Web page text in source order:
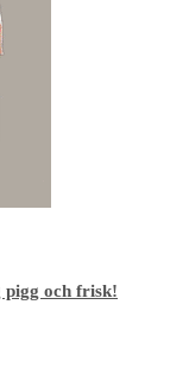
pigg och frisk!